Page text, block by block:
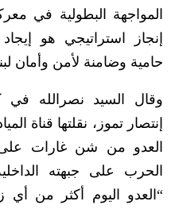
المواجهة البطولية في
إنجاز استراتيجي هو
حامية وضامنة لأمن وأمان
وقال السيد نصرالله في
إنتصار تموز، نقلتها قناة
العدو من شن غارات على
الحرب على جبهته
“العدو اليوم أكثر من